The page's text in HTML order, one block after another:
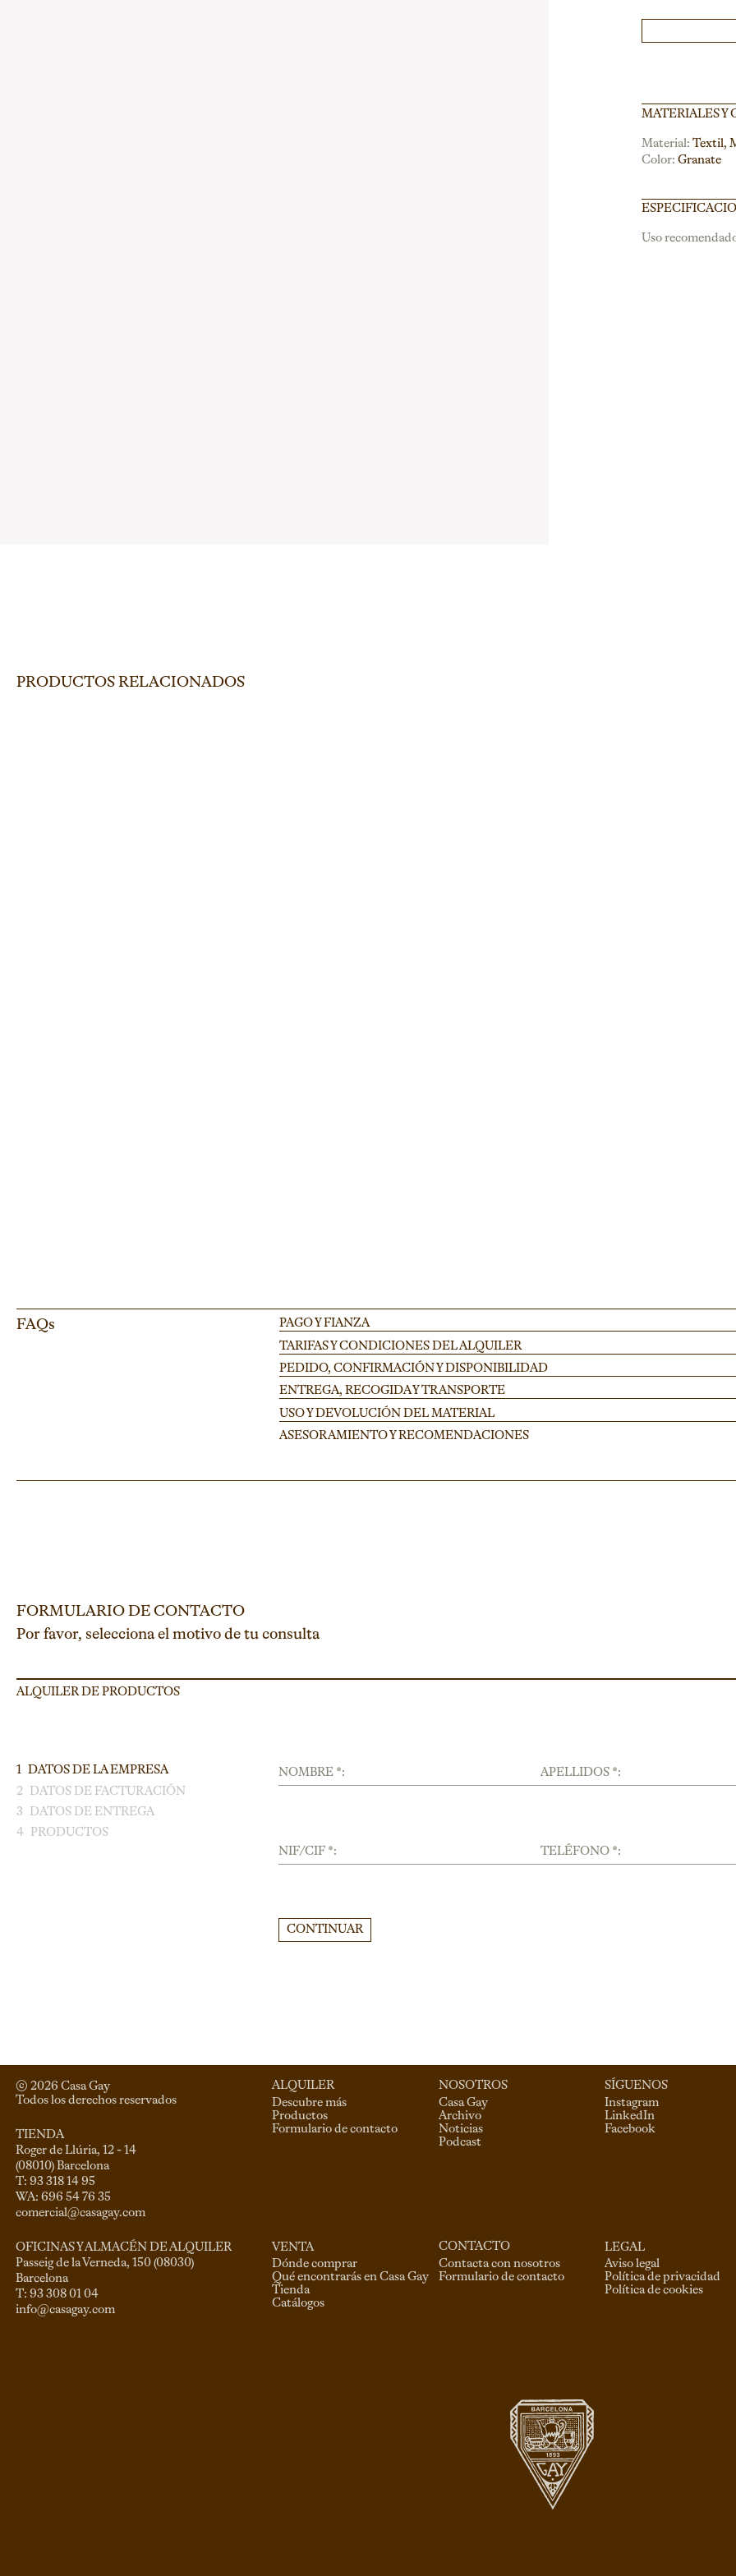
MATERIALES Y
Material: Textil,
Color: Granate
Uso
PRODUCTOS RELACIONADOS
FAQs
PAGO Y FIANZA
TARIFAS Y CONDICIONES DEL ALQUILER
PEDIDO, CONFIRMACIÓN Y DISPONIBILIDAD
ENTREGA, RECOGIDA Y TRANSPORTE
USO Y DEVOLUCIÓN DEL MATERIAL
ASESORAMIENTO Y RECOMENDACIONES
FORMULARIO DE CONTACTO
Por favor, selecciona el motivo de tu consulta
ALQUILER DE PRODUCTOS
1 DATOS DE LA EMPRESA
2
DATOS DE FACTURACIÓN
3
DATOS DE ENTREGA
4
PRODUCTOS
NOMBRE *: APELLIDOS *:
NIF/CIF *: TELÉFONO *:
CONTINUAR
© 2026 Casa Gay
Todos los derechos reservados
TIENDA
Roger de Llúria, 12 - 14
(08010) Barcelona
T: 93 318 14 95
comercial@casagay.com
OFICINAS Y ALMACÉN DE ALQUILER
Passeig de la Verneda, 150 (08030)
Barcelona
T: 93 308 01 04
info@casagay.com
ALQUILER
Descubre más
Productos
Formulario de contacto
VENTA
Dónde comprar
Qué encontrarás en Casa Gay
Tienda
Catálogos
NOSOTROS
Casa Gay
Archivo
Noticias
Podcast
CONTACTO
Contacta con nosotros
Formulario de contacto
SÍGUENOS
Instagram
LinkedIn
Facebook
LEGAL
Aviso legal
Política de privacidad
Política de cookies